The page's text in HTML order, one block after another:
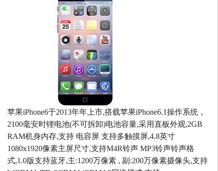
苹果iPhone6于2013年年上市,搭载苹果iPhone6.1操作系统，
2100毫安时锂电池(不可拆卸)电池容量,采用直板外观,2GB
RAM机身内存,支持 电容屏 支持多触摸屏,4.8英寸
1080x1920像素主屏尺寸,支持M4R铃声 MP3铃声铃声格
式,1.0版支持蓝牙,主:1200万像素 , 副:200万像素摄像头,支持